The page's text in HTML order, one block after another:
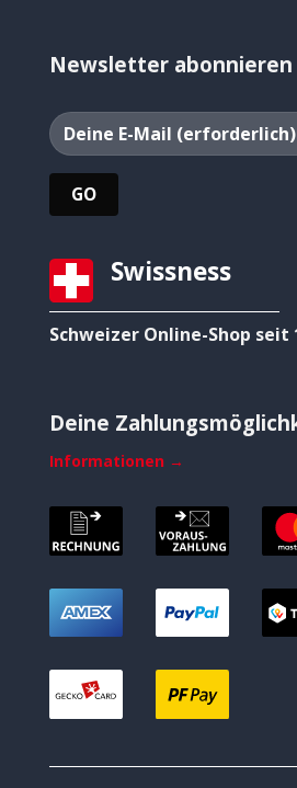
Newsletter abonnieren
Swissness
Schweizer Online-Shop seit
Deine
Informationen →